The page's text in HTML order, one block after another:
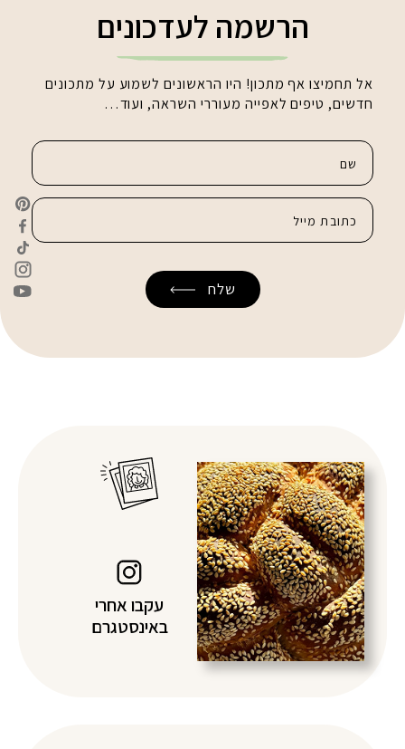
הרשמה לעדכונים
אל תחמיצו אף מתכון! היו הראשונים לשמוע על מתכונים
חדשים, טיפים לאפייה מעוררי השראה, ועוד…
עקבו אחרי
באינסטגרם